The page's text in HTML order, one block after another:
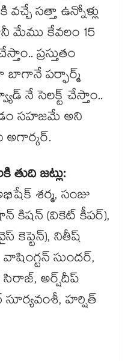
వచ్చే సత్తా ఉన్నోళ్లు
మేము కేవలం 15
ప్రస్తుతం
బాగానే పర్ఫార్మ్
నే సెలక్ట్ చేస్తాం..
సహజమే అని
అగార్కర్.
తుది జట్లు:
శర్మ, సంజు
కిషన్ (వికెట్ కీపర్),
కెప్టెన్), నితీష్
సుందర్,
సిరాజ్, అర్ష్‌దీప్
హర్షిత్